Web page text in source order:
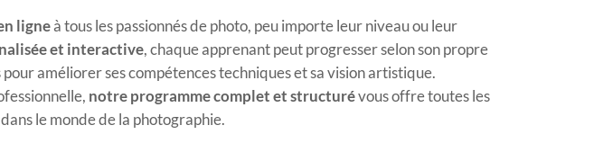
ligneà tous les passionnés de photo, peu importe leur niveau ou leur
et interactive, chaque apprenant peut progresser selon son propre
améliorer ses compétences techniques et sa vision artistique.
notre programme complet et structurévous offre toutes les
le monde de la photographie.